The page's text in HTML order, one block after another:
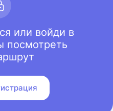
или войди в
посмотреть